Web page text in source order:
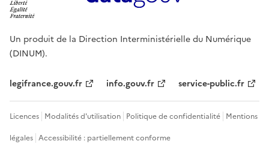
Un produit de la Direction Interministérielle du Numérique
(DINUM).
legifrance.gouv.fr info.gouv.fr service-public.fr
Licences Modalités d'utilisation Politique de confidentialité Mentions
légales Accessibilité : partiellement conforme